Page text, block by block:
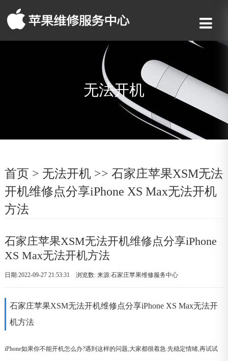
无法开机
首页 > 无法开机>> 石家庄苹果XSM无法
开机维修点分享iPhone XS Max无法开机
方法
石家庄苹果XSM无法开机维修点分享iPhone
XS Max无法开机方法
日期:2022-09-27 21:53:31 浏览数:来源:石家庄苹果维修服务中心
石家庄苹果XSM无法开机维修点分享iPhone XS Max无法开
机方法
iPhone如果你不能开机怎么办?遇到这样的问题,大家都很着急.先稳定情绪,再试试